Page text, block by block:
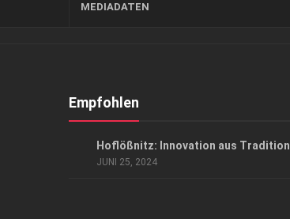
MEDIADATEN
Empfohlen
Hoflößnitz: Innovation aus Tradition
JUNI 25, 2024